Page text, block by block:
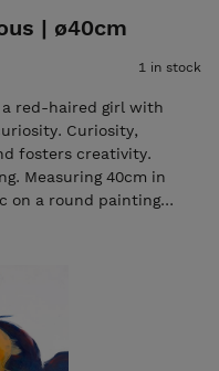
| ø40cm
1 in stock
a red-haired girl with
Curiosity,
fosters creativity.
Measuring 40cm in
on a round painting